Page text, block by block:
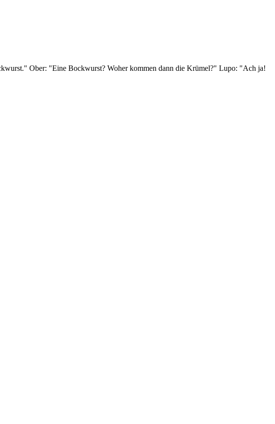
Ober: "Eine Bockwurst? Woher kommen dann die Krümel?" Lupo: "Ach ja!